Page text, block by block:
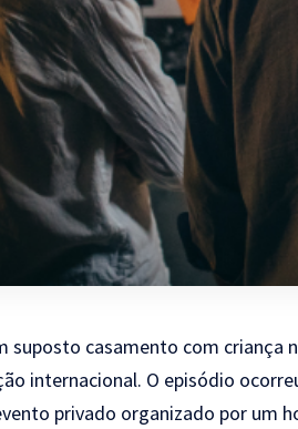
suposto casamento com criança
internacional. O episódio
privado organizado por um